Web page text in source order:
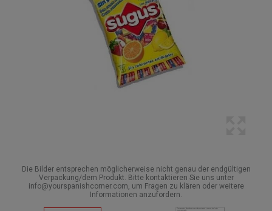
Die Bilder entsprechen möglicherweise nicht genau der endgültigen
Verpackung/dem Produkt. Bitte kontaktieren Sie uns unter
info@yourspanishcorner.com, um Fragen zu klären oder weitere
Informationen anzufordern.